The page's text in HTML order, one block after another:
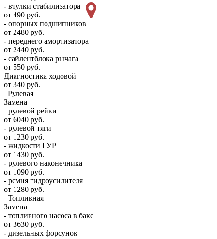
- втулки стабилизатора
от 490 руб.
- опорных подшипников
от 2480 руб.
- переднего амортизатора
от 2440 руб.
- сайлентблока рычага
от 550 руб.
Диагностика ходовой
от 340 руб.
Рулевая
Замена
- рулевой рейки
от 6040 руб.
- рулевой тяги
от 1230 руб.
- жидкости ГУР
от 1430 руб.
- рулевого наконечника
от 1090 руб.
- ремня гидроусилителя
от 1280 руб.
Топливная
Замена
- топливного насоса в баке
от 3630 руб.
- дизельных форсунок